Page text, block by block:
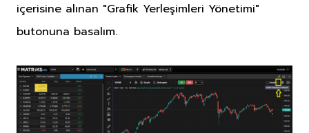
içerisine alınan "Grafik Yerleşimleri Yönetimi"
butonuna basalım.